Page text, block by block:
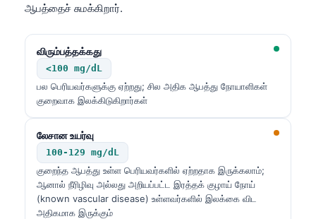
ஆபத்தைச் சுமக்கிறார்.
விரும்பத்தக்கது
<100 mg/dL
பல பெரியவர்களுக்கு ஏற்றது; சில அதிக ஆபத்து நோயாளிகள்
குறைவாக இலக்கிடுகிறார்கள்
லேசான உயர்வு
100-129 mg/dL
குறைந்த ஆபத்து உள்ள பெரியவர்களில் ஏற்றதாக இருக்கலாம்;
ஆனால் நீரிழிவு அல்லது அறியப்பட்ட இரத்தக் குழாய் நோய்
(known vascular disease) உள்ளவர்களில் இலக்கை விட
அதிகமாக இருக்கும்